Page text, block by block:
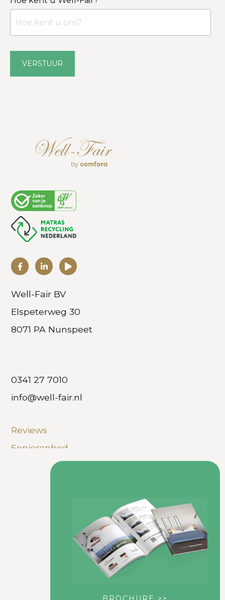
Well-Fair BV
Elspeterweg 30
8071 PA Nunspeet
0341 27 7010
info@well-fair.nl
Reviews
Seniorenbed
Hoog laag boxspring